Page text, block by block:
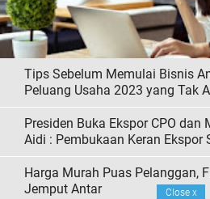
Tips Sebelum Memulai Bisnis
Peluang Usaha 2023 yang Tak
Presiden Buka Ekspor CPO dan
Aidi : Pembukaan Keran Ekspor
Harga Murah Puas Pelanggan,
Jemput Antar
Close x